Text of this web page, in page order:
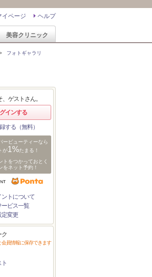
ヘルプ
イページ
美容クリニック
フォトギャラリ
、ゲストさん。
インする
する（無料）
ービューティーなら
が1%たまる！
トをつかっておとく
をネット予約！
ントについて
ビス一覧
定変更
ク
会員情報に保存できます